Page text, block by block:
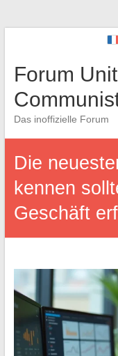
Forum
Das inoffizielle Forum
Die
kennen
Geschäft